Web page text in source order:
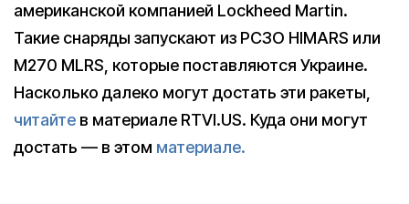
американской компанией Lockheed Martin.
Такие снаряды запускают из РСЗО HIMARS или
M270 MLRS, которые поставляются Украине.
Насколько далеко могут достать эти ракеты,
читайте в материале RTVI.US. Куда они могут
достать — в этом материале.